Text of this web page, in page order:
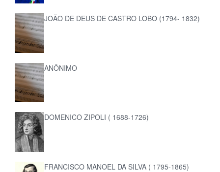
JOÃO DE DEUS DE CASTRO LOBO (1794- 1832)
ANÔNIMO
DOMENICO ZIPOLI ( 1688-1726)
FRANCISCO MANOEL DA SILVA ( 1795-1865)